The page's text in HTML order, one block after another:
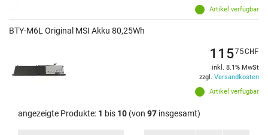
Artikel verfügbar
BTY-M6L Original MSI Akku 80,25Wh
Artikel verfügbar
11575CHF
inkl. 8.1% MwSt
zzgl. Versandkosten
angezeigte Produkte: 1 bis 10 (von 97 insgesamt)